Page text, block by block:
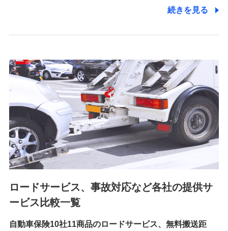
7.社員（従業者）の個人情報
人事･勤怠･健康・労務等の管理、給与支給、福利厚生・採用
退職関連処理等の各種手続きのため、当社と従業員または従
業員同士の連絡のため
8.取引先個人情報
取引先としての選定業務、営業情報の提供業務、契約締結手
続き業務、取引管理業務、およびこれらに準ずる業務の遂行
のため
9.お問い合わせ情報
各種お問い合わせに対応するため
10.受託業務の 個人情報
続きを見る
ロードサービス、事故対応など各社の提供サ
ービス比較一覧
自動車保険10社11商品のロードサービス、無料搬送距